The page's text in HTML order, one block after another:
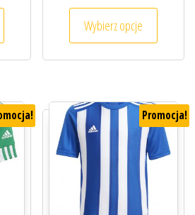
Ten produkt ma wiele wariantów. Opcje
Wybierz opcje
Ten
Promocja!